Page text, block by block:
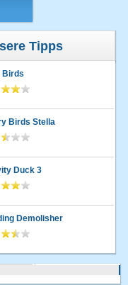
Tipps
Birds
Birds Stella
Duck 3
Demolisher